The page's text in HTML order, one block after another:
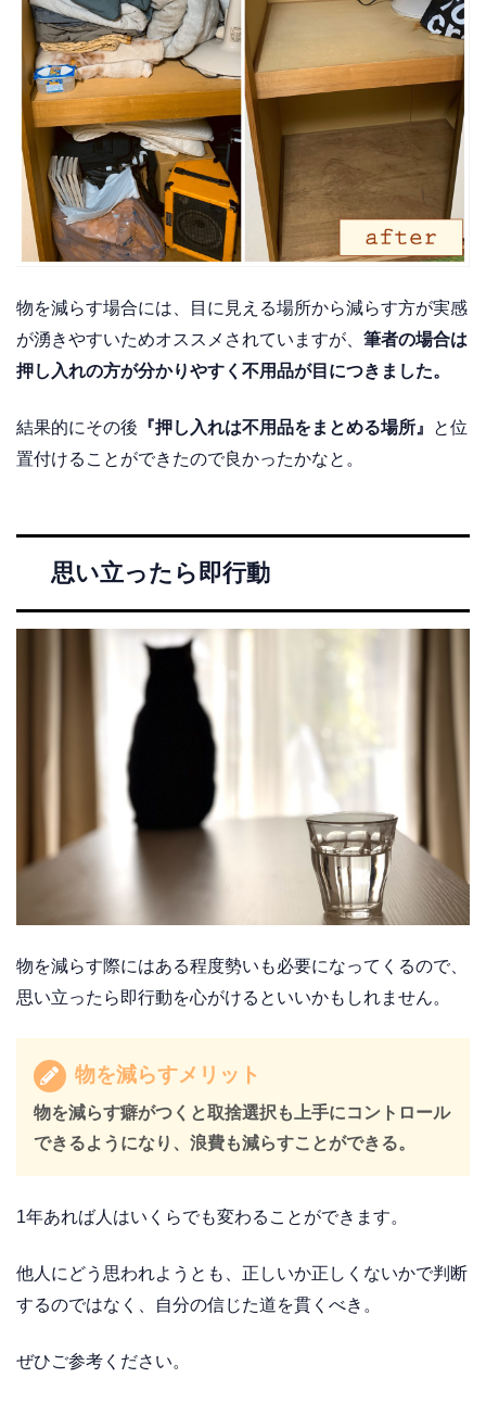
物を減らす場合には、目に見える場所から減らす方が実感
が湧きやすいためオススメされていますが、 筆者の場合は
押し入れの方が分かりやすく不用品が目につきました。
結果的にその後 『押し入れは不用品をまとめる場所』
と位
置付けることができたので良かったかなと。
思い立ったら即行動
物を減らす際にはある程度勢いも必要になってくるので、
思い立ったら即行動を心がけるといいかもしれません。
物を減らすメリット
物を減らす癖がつくと取捨選択も上手にコントロール
できるようになり、浪費も減らすことができる。
1年あれば人はいくらでも変わることができます。
他人にどう思われようとも、正しいか正しくないかで判断
するのではなく、自分の信じた道を貫くべき。
ぜひご参考ください。